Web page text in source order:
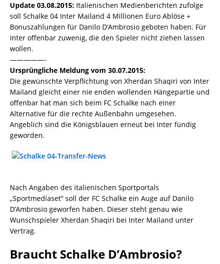
Update 03.08.2015: Italienischen Medienberichten zufolge
soll Schalke 04 Inter Mailand 4 Millionen Euro Ablöse +
Bonuszahlungen für Danilo D’Ambrosio geboten haben. Für
Inter offenbar zuwenig, die den Spieler nicht ziehen lassen
wollen.
—————-
Ursprüngliche Meldung vom 30.07.2015:
Die gewünschte Verpflichtung von Xherdan Shaqiri von Inter
Mailand gleicht einer nie enden wollenden Hängepartie und
offenbar hat man sich beim FC Schalke nach einer
Alternative für die rechte Außenbahn umgesehen.
Angeblich sind die Königsblauen erneut bei Inter fündig
geworden.
Nach Angaben des italienischen Sportportals
„Sportmediaset“ soll der FC Schalke ein Auge auf Danilo
D’Ambrosio geworfen haben. Dieser steht genau wie
Wunschspieler Xherdan Shaqiri bei Inter Mailand unter
Vertrag.
Braucht Schalke D’Ambrosio?